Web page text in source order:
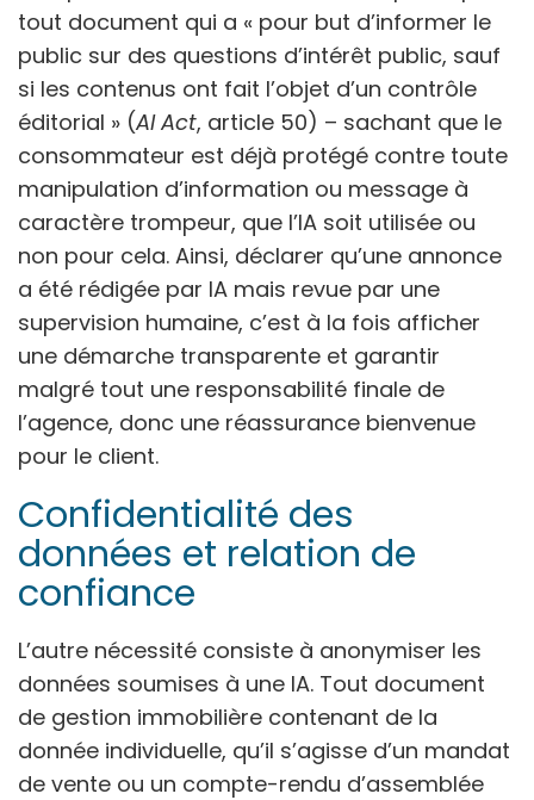
tout document qui a « pour but d’informer le
public sur des questions d’intérêt public, sauf
si les contenus ont fait l’objet d’un contrôle
éditorial » (AI Act, article 50) – sachant que le
consommateur est déjà protégé contre toute
manipulation d’information ou message à
caractère trompeur, que l’IA soit utilisée ou
non pour cela. Ainsi, déclarer qu’une annonce
a été rédigée par IA mais revue par une
supervision humaine, c’est à la fois afficher
une démarche transparente et garantir
malgré tout une responsabilité finale de
l’agence, donc une réassurance bienvenue
pour le client.
Confidentialité des
données et relation de
confiance
L’autre nécessité consiste à anonymiser les
données soumises à une IA. Tout document
de gestion immobilière contenant de la
donnée individuelle, qu’il s’agisse d’un mandat
de vente ou un compte-rendu d’assemblée